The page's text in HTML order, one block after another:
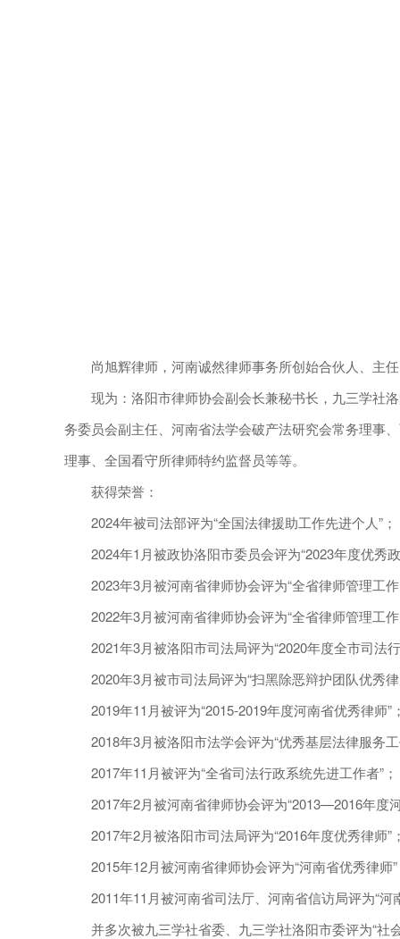
尚旭辉律师，河南诚然律师事务所创始合伙人、主任
现为：洛阳市律师协会副会长兼秘书长，九三学社洛
务委员会副主任、河南省法学会破产法研究会常务理事
理事、全国看守所律师特约监督员等等。
获得荣誉：
2024年被司法部评为“全国法律援助工作先进个人”；
2024年1月被政协洛阳市委员会评为“2023年度优秀政
2023年3月被河南省律师协会评为“全省律师管理工作
2022年3月被河南省律师协会评为“全省律师管理工作
2021年3月被洛阳市司法局评为“2020年度全市司法行
2020年3月被市司法局评为“扫黑除恶辩护团队优秀律
2019年11月被评为“2015-2019年度河南省优秀律师”；
2018年3月被洛阳市法学会评为“优秀基层法律服务工
2017年11月被评为“全省司法行政系统先进工作者”；
2017年2月被河南省律师协会评为“2013—2016年度河
2017年2月被洛阳市司法局评为“2016年度优秀律师”；
2015年12月被河南省律师协会评为“河南省优秀律师”
2011年11月被河南省司法厅、河南省信访局评为“河
并多次被九三学社省委、九三学社洛阳市委评为“社会